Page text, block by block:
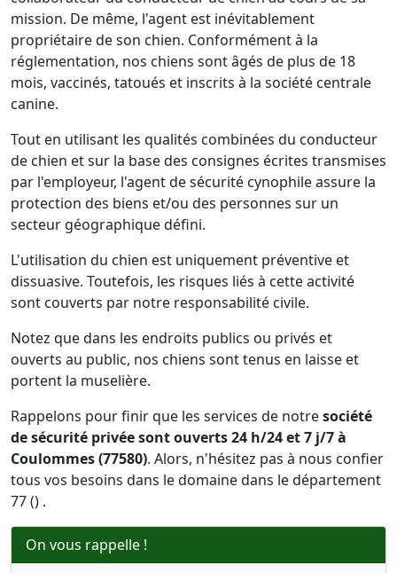
mission. De même, l'agent est inévitablement
propriétaire de son chien. Conformément à la
réglementation, nos chiens sont âgés de plus de 18
mois, vaccinés, tatoués et inscrits à la société centrale
canine.
Tout en utilisant les qualités combinées du conducteur
de chien et sur la base des consignes écrites transmises
par l'employeur, l'agent de sécurité cynophile assure la
protection des biens et/ou des personnes sur un
secteur géographique défini.
L'utilisation du chien est uniquement préventive et
dissuasive. Toutefois, les risques liés à cette activité
sont couverts par notre responsabilité civile.
Notez que dans les endroits publics ou privés et
ouverts au public, nos chiens sont tenus en laisse et
portent la muselière.
Rappelons pour finir que les services de notresociété
de sécurité privée sont ouverts 24 h/24 et 7 j/7 à
Coulommes (77580). Alors, n'hésitez pas à nous confier
tous vos besoins dans le domaine dans le département
77 () .
On vous rappelle !